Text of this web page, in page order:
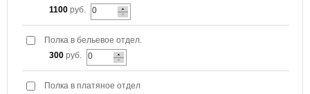
1100 руб.
Полка в бельевое отдел.
300 руб.
Полка в платяное отдел